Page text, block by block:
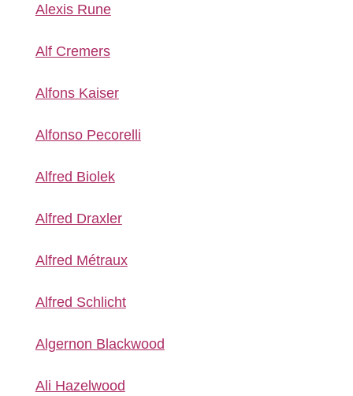
Alexis Rune
Alf Cremers
Alfons Kaiser
Alfonso Pecorelli
Alfred Biolek
Alfred Draxler
Alfred Métraux
Alfred Schlicht
Algernon Blackwood
Ali Hazelwood